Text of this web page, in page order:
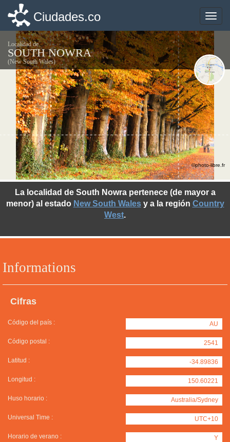
Toggle
Ciudades.co
Localidad de
SOUTH NOWRA
(New South Wales)
Informations
Cifras
Código del país : AU
Código postal : 2541
Latitud : -34.89836
Longitud : 150.60221
Huso horario : Australia/Sydney
Universal Time : UTC+10
Horario de verano : Y
La localidad de South Nowra pertenece (de mayor a
menor) al estado New South Walesy a la región Country
West.
©photo-libre.fr
Toggle
Ciudades.co